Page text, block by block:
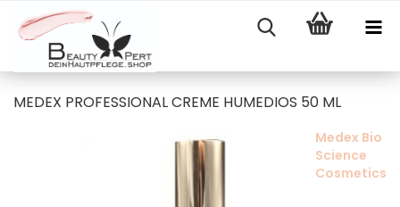
MEDEX PROFESSIONAL CREME HUMEDIOS 50 ML
Medex Bio
Science
Cosmetics